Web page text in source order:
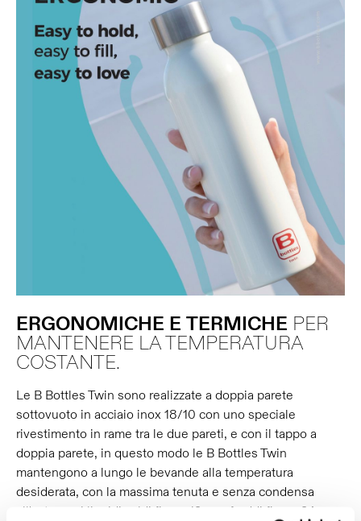
ERGONOMICHE E TERMICHE PER
MANTENERE LA TEMPERATURA
COSTANTE.
Le B Bottles Twin sono realizzate a doppia parete
sottovuoto in acciaio inox 18/10 con uno speciale
rivestimento in rame tra le due pareti, e con il tappo a
doppia parete, in questo modo le B Bottles Twin
mantengono a lungo le bevande alla temperatura
desiderata, con la massima tenuta e senza condensa
all'esterno: i liquidi caldi fino a 12 ore, freddi fino a 24 ore,